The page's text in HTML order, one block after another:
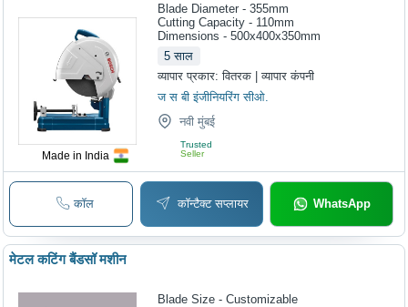
Made in India
Blade Diameter - 355mm
Cutting Capacity - 110mm
Dimensions - 500x400x350mm
5 साल
व्यापार प्रकार:वितरक | व्यापार कंपनी
ज स बी इंजीनियरिंग सीओ.
नवी मुंबई
Trusted
Seller
कॉल कॉन्टैक्ट सप्लायर WhatsApp
मेटल कटिंग बैंडसॉ मशीन
Blade Size - Customizable